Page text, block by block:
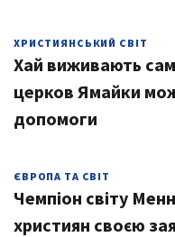
ХРИСТИЯНСЬКИЙ СВІТ
Хай виживають
церков Ямайки
допомоги
ЄВРОПА ТА СВІТ
Чемпіон світу
християн своєю